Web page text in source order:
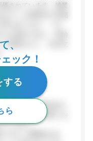
されています。残業
制度がなく、社内文
勤手当が満額支給さ
多いゲーム業界にお
ています。
、
ック！
する
ら